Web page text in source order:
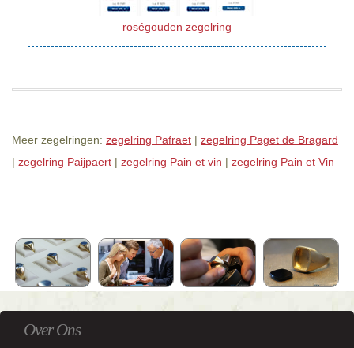
roségouden zegelring
Meer zegelringen: zegelring Pafraet | zegelring Paget de Bragard
| zegelring Paijpaert | zegelring Pain et vin | zegelring Pain et Vin
Over Ons